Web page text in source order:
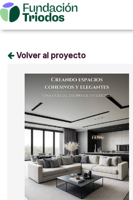
Volver al proyecto